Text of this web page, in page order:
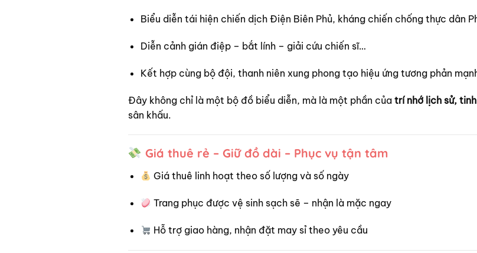
Biểu diễn tái hiện chiến dịch Điện Biên Phủ, kháng chiến chống thực dân
Diễn cảnh gián điệp – bắt lính – giải cứu chiến sĩ…
Kết hợp cùng bộ đội, thanh niên xung phong tạo hiệu ứng tương phản
Đây không chỉ là một bộ đồ biểu diễn, mà là một phần của trí nhớ lịch sử,
sân khấu.
Giá thuê rẻ – Giữ đồ dài – Phục vụ tận tâm
Giá thuê linh hoạt theo số lượng và số ngày
Trang phục được vệ sinh sạch sẽ – nhận là mặc ngay
Hỗ trợ giao hàng, nhận đặt may sỉ theo yêu cầu